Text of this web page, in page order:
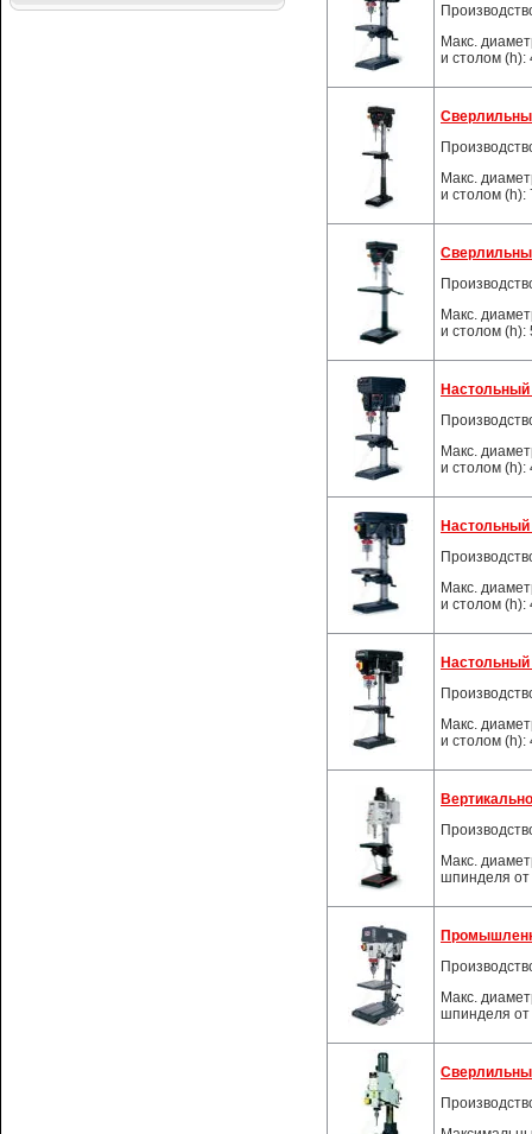
Макс.
и столом
Макс.
и столом (h):
Макс.
и столом (h):
Настольный
Макс.
и столом (h):
Настольный
Макс.
и столом (h):
Настольный
Макс.
и столом (h):
Макс.
шпинделя от
Макс.
шпинделя от